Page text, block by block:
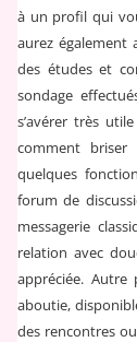
à un profil qui
aurez également
des études et
sondage
s’avérer très
comment
quelques
forum de
messagerie
relation avec
appréciée.
aboutie,
des rencontres